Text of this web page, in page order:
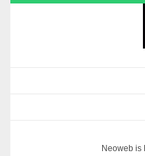
Neoweb is